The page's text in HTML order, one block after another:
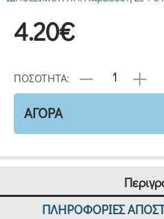
4.20€
ΠΟΣΟΤΗΤΑ:
ΑΓΟΡΑ
ΠΛΗΡΟΦΟΡΙΕΣ